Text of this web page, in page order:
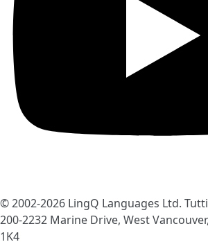
© 2002-2026 LingQ Languages Ltd.
200-2232 Marine Drive, West
1K4